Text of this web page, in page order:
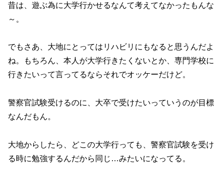
昔は、遊ぶ為に大学行かせるなんて考えてなかったもんな
～。
でもさあ、大地にとってはリハビリにもなると思うんだよ
ね。もちろん、本人が大学行きたくないとか、専門学校に
行きたいって言ってるならそれでオッケーだけど。
警察官試験受けるのに、大卒で受けたいっていうのが目標
なんだもん。
大地からしたら、どこの大学行っても、警察官試験を受け
る時に勉強するんだから同じ…みたいになってる。